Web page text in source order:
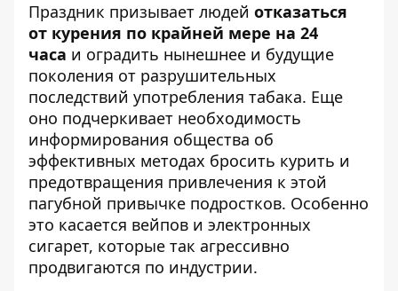
Праздник призывает людей отказаться
от курения по крайней мере на 24
часа и оградить нынешнее и будущие
поколения от разрушительных
последствий употребления табака. Еще
оно подчеркивает необходимость
информирования общества об
эффективных методах бросить курить и
предотвращения привлечения к этой
пагубной привычке подростков. Особенно
это касается вейпов и электронных
сигарет, которые так агрессивно
продвигаются по индустрии.